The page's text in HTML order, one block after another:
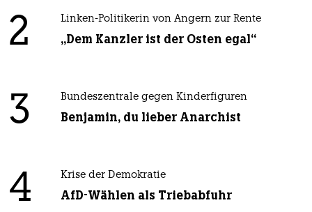
2 Linken-Politikerin von Angern zur Rente
„Dem Kanzler ist der Osten egal“
3 Bundeszentrale gegen Kinderfiguren
Benjamin, du lieber Anarchist
4 Krise der Demokratie
AfD-Wählen als Triebabfuhr